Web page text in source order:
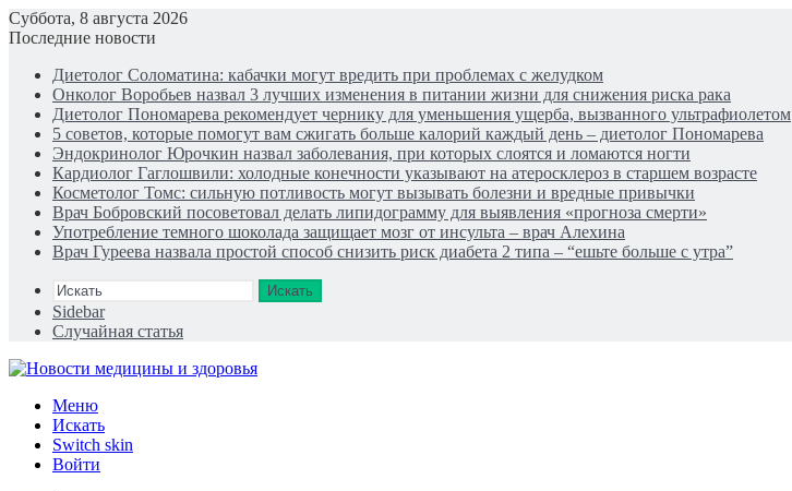
Суббота, 8 августа 2026
Последние новости
Диетолог Соломатина: кабачки могут вредить при проблемах с желудком
Онколог Воробьев назвал 3 лучших изменения в питании жизни для снижения риска рака
Диетолог Пономарева рекомендует чернику для уменьшения ущерба, вызванного ультрафиолетом
5 советов, которые помогут вам сжигать больше калорий каждый день – диетолог Пономарева
Эндокринолог Юрочкин назвал заболевания, при которых слоятся и ломаются ногти
Кардиолог Гаглошвили: холодные конечности указывают на атеросклероз в старшем возрасте
Косметолог Томс: сильную потливость могут вызывать болезни и вредные привычки
Врач Бобровский посоветовал делать липидограмму для выявления «прогноза смерти»
Употребление темного шоколада защищает мозг от инсульта – врач Алехина
Врач Гуреева назвала простой способ снизить риск диабета 2 типа – “ешьте больше с утра”
Искать
Sidebar
Случайная статья
Меню
Искать
Switch skin
Войти